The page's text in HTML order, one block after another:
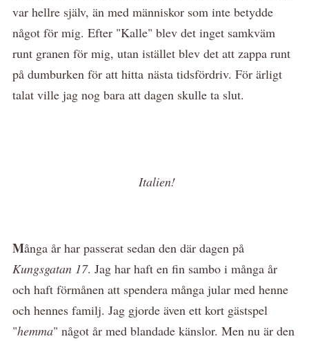
var hellre själv, än med människor som inte betydde
något för mig. Efter "Kalle" blev det inget samkväm
runt granen för mig, utan istället blev det att zappa runt
på dumburken för att hitta nästa tidsfördriv. För ärligt
talat ville jag nog bara att dagen skulle ta slut.
Italien!
Många år har passerat sedan den där dagen på
Kungsgatan 17. Jag har haft en fin sambo i många år
och haft förmånen att spendera många jular med henne
och hennes familj. Jag gjorde även ett kort gästspel
"hemma" något år med blandade känslor. Men nu är den